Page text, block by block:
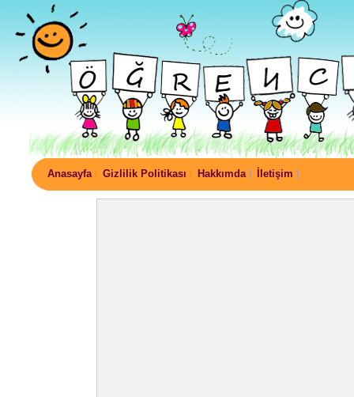
Anasayfa Gizlilik Politikası Hakkımda İletişim